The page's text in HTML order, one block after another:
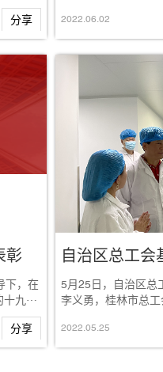
...
分享 2022.06.02
彰
下，在
十九大
分享
5月25日，自治区总
李义勇，桂林市总
市工会基层组织工
2022.05.25